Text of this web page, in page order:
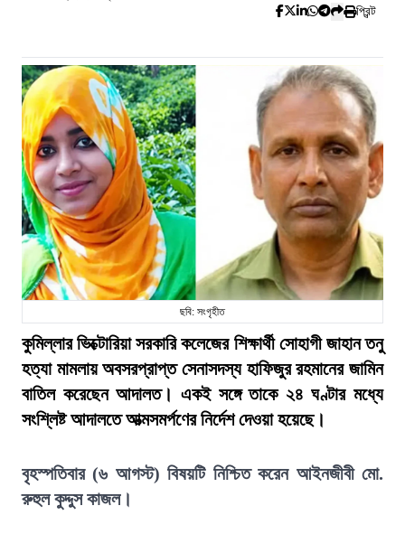
প্রিন্ট
ছবি: সংগৃহীত
কুমিল্লার ভিক্টোরিয়া সরকারি কলেজের শিক্ষার্থী সোহাগী জাহান তনু
হত্যা মামলায় অবসরপ্রাপ্ত সেনাসদস্য হাফিজুর রহমানের জামিন
বাতিল করেছেন আদালত। একই সঙ্গে তাকে ২৪ ঘণ্টার মধ্যে
সংশ্লিষ্ট আদালতে আত্মসমর্পণের নির্দেশ দেওয়া হয়েছে।
বৃহস্পতিবার (৬ আগস্ট) বিষয়টি নিশ্চিত করেন আইনজীবী মো.
রুহুল কুদ্দুস কাজল।